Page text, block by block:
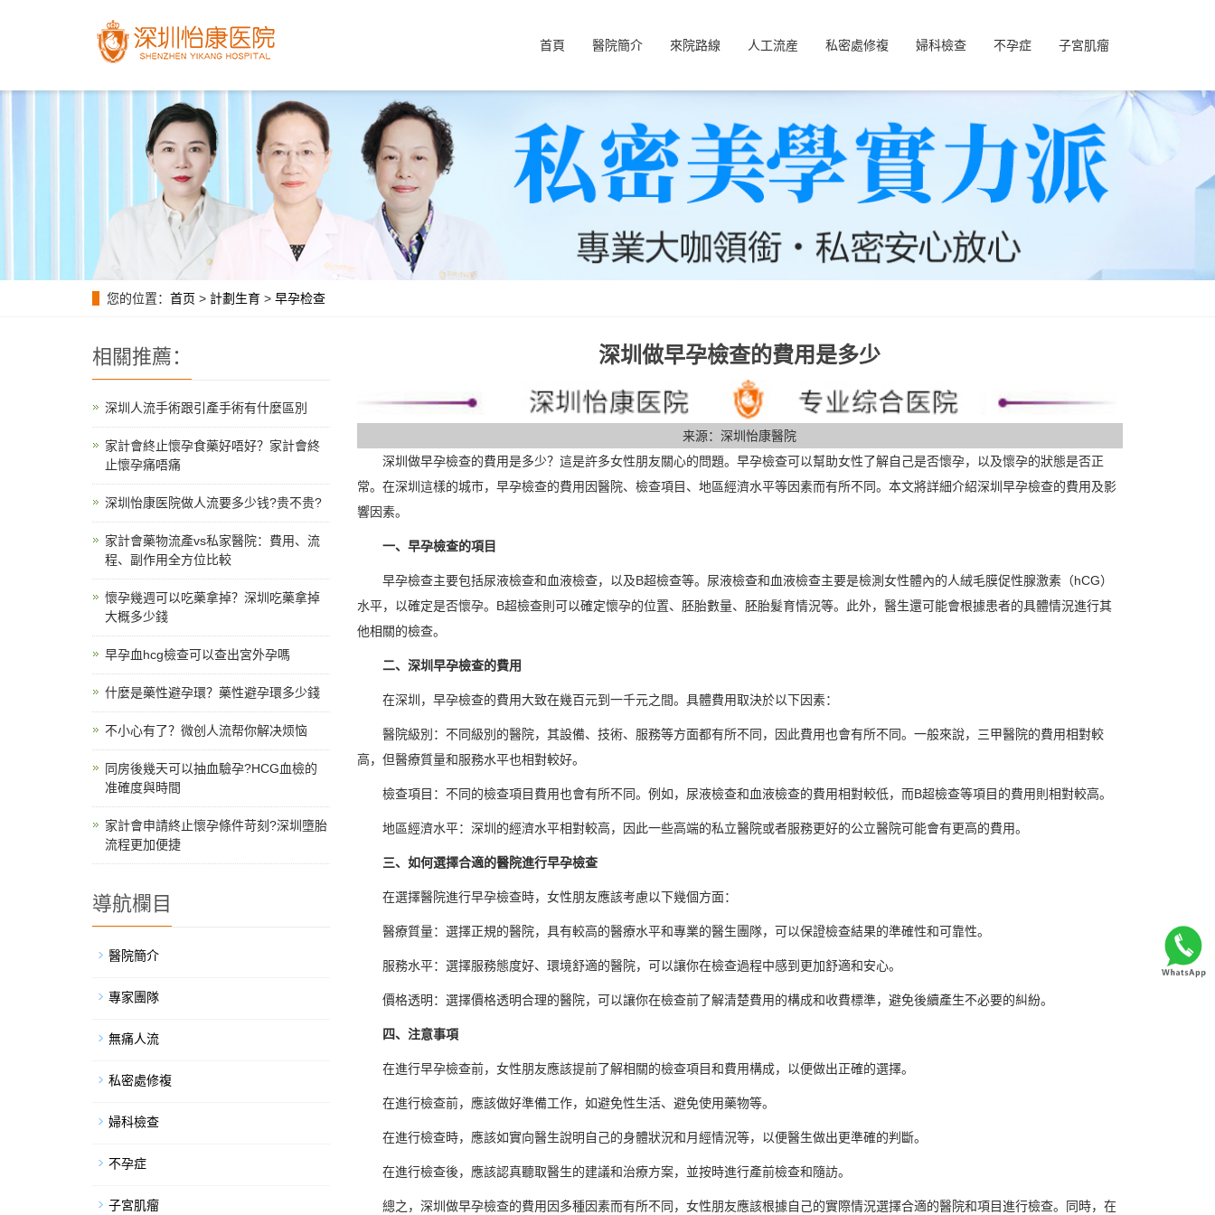
首頁 醫院簡介 來院路線 人工流産 私密處修複 婦科檢查 不孕症 子宮肌瘤
您的位置： 首页 > 計劃生育 > 早孕检查
深圳做早孕檢查的費用是多少
来源：深圳怡康醫院
深圳做早孕檢查的費用是多少？這是許多女性朋友關心的問題。早孕檢查可以幫助女性了解自己是否懷孕，以及懷孕的狀態是否正
常。在深圳這樣的城市，早孕檢查的費用因醫院、檢查項目、地區經濟水平等因素而有所不同。本文將詳細介紹深圳早孕檢查的費用及影
響因素。
一、早孕檢查的項目
早孕檢查主要包括尿液檢查和血液檢查，以及B超檢查等。尿液檢查和血液檢查主要是檢測女性體內的人絨毛膜促性腺激素（hCG）
水平，以確定是否懷孕。B超檢查則可以確定懷孕的位置、胚胎數量、胚胎髮育情況等。此外，醫生還可能會根據患者的具體情況進行其
他相關的檢查。
二、深圳早孕檢查的費用
在深圳，早孕檢查的費用大致在幾百元到一千元之間。具體費用取決於以下因素：
醫院級別：不同級別的醫院，其設備、技術、服務等方面都有所不同，因此費用也會有所不同。一般來說，三甲醫院的費用相對較
高，但醫療質量和服務水平也相對較好。
檢查項目：不同的檢查項目費用也會有所不同。例如，尿液檢查和血液檢查的費用相對較低，而B超檢查等項目的費用則相對較高。
地區經濟水平：深圳的經濟水平相對較高，因此一些高端的私立醫院或者服務更好的公立醫院可能會有更高的費用。
三、如何選擇合適的醫院進行早孕檢查
在選擇醫院進行早孕檢查時，女性朋友應該考慮以下幾個方面：
醫療質量：選擇正規的醫院，具有較高的醫療水平和專業的醫生團隊，可以保證檢查結果的準確性和可靠性。
服務水平：選擇服務態度好、環境舒適的醫院，可以讓你在檢查過程中感到更加舒適和安心。
價格透明：選擇價格透明合理的醫院，可以讓你在檢查前了解清楚費用的構成和收費標準，避免後續產生不必要的糾紛。
四、注意事項
在進行早孕檢查前，女性朋友應該提前了解相關的檢查項目和費用構成，以便做出正確的選擇。
在進行檢查前，應該做好準備工作，如避免性生活、避免使用藥物等。
在進行檢查時，應該如實向醫生說明自己的身體狀況和月經情況等，以便醫生做出更準確的判斷。
在進行檢查後，應該認真聽取醫生的建議和治療方案，並按時進行產前檢查和隨訪。
總之，深圳做早孕檢查的費用因多種因素而有所不同，女性朋友應該根據自己的實際情況選擇合適的醫院和項目進行檢查。同時，在
相關推薦：
深圳人流手術跟引產手術有什麼區別
家計會終止懷孕食藥好唔好？家計會終
止懷孕痛唔痛
深圳怡康医院做人流要多少钱?贵不贵?
家計會藥物流產vs私家醫院：費用、流
程、副作用全方位比較
懷孕幾週可以吃藥拿掉？深圳吃藥拿掉
大概多少錢
早孕血hcg檢查可以查出宮外孕嗎
什麼是藥性避孕環？藥性避孕環多少錢
不小心有了？微创人流帮你解决烦恼
同房後幾天可以抽血驗孕?HCG血檢的
准確度與時間
家計會申請終止懷孕條件苛刻?深圳墮胎
流程更加便捷
導航欄目
醫院簡介
專家團隊
無痛人流
私密處修複
婦科檢查
不孕症
子宮肌瘤